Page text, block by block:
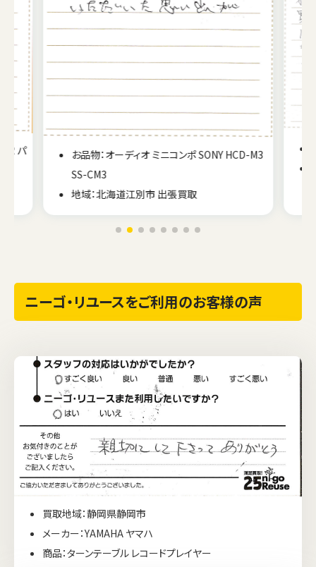
パ
お品物：オーディオ ミニコンポ SONY HCD-M3
SS-CM3
地域：北海道江別市 出張買取
ニーゴ・リユースをご利用のお客様の声
買取地域：静岡県静岡市
メーカー：YAMAHA ヤマハ
商品：ターンテーブル レコードプレイヤー